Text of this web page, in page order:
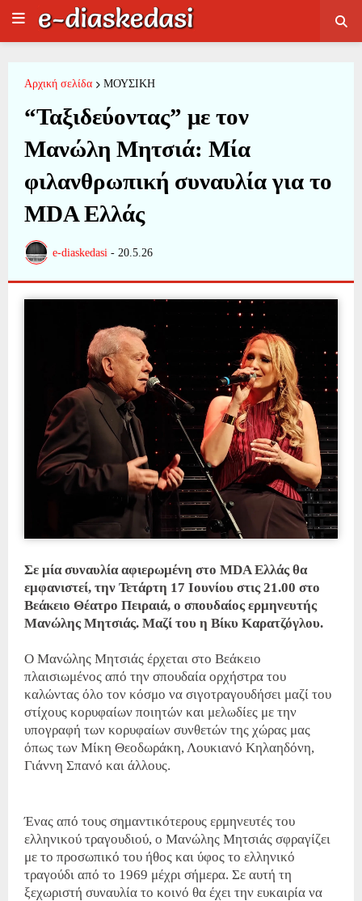
Αρχική σελίδα ΜΟΥΣΙΚΗ
“Ταξιδεύοντας” με τον
Μανώλη Μητσιά: Μία
φιλανθρωπική συναυλία για το
MDA Ελλάς
e-diaskedasi - 20.5.26
Σε μία συναυλία αφιερωμένη στο MDA Ελλάς θα
εμφανιστεί, την Τετάρτη 17 Ιουνίου στις 21.00 στο
Βεάκειο Θέατρο Πειραιά, ο σπουδαίος ερμηνευτής
Μανώλης Μητσιάς. Μαζί του η Βίκυ Καρατζόγλου.
Ο Μανώλης Μητσιάς έρχεται στο Βεάκειο
πλαισιωμένος από την σπουδαία ορχήστρα του
καλώντας όλο τον κόσμο να σιγοτραγουδήσει μαζί του
στίχους κορυφαίων ποιητών και μελωδίες με την
υπογραφή των κορυφαίων συνθετών της χώρας μας
όπως των Μίκη Θεοδωράκη, Λουκιανό Κηλαηδόνη,
Γιάννη Σπανό και άλλους.
Ένας από τους σημαντικότερους ερμηνευτές του
ελληνικού τραγουδιού, ο Μανώλης Μητσιάς σφραγίζει
με το προσωπικό του ήθος και ύφος το ελληνικό
τραγούδι από το 1969 μέχρι σήμερα. Σε αυτή τη
ξεχωριστή συναυλία το κοινό θα έχει την ευκαιρία να